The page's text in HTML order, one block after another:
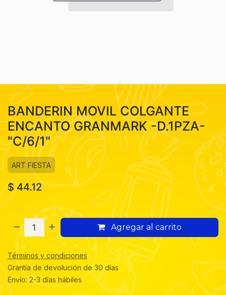
BANDERIN MOVIL COLGANTE
ENCANTO GRANMARK -D.1PZA-
"C/6/1"
ART FIESTA
$44.12
Agregar al carrito
Términos y condiciones
Grantía de devolución de 30 días
Envío: 2-3 días hábiles